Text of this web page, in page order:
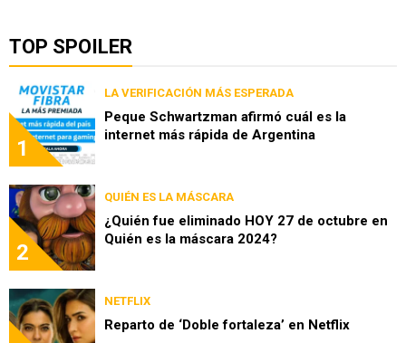
TOP SPOILER
1
LA VERIFICACIÓN MÁS ESPERADA
Peque Schwartzman afirmó cuál es la
internet más rápida de Argentina
2
QUIÉN ES LA MÁSCARA
¿Quién fue eliminado HOY 27 de octubre en
Quién es la máscara 2024?
NETFLIX
Reparto de ‘Doble fortaleza’ en Netflix